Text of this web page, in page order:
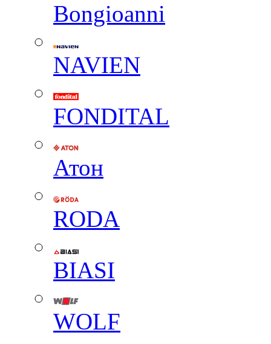
Вongioanni
NAVIEN
FONDITAL
Атон
RODA
BIASI
WOLF